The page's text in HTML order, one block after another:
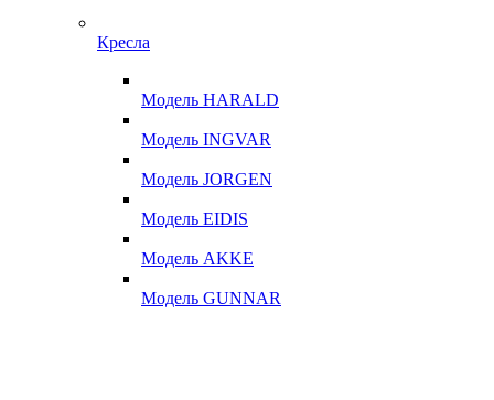
Кресла
Модель HARALD
Модель INGVAR
Модель JORGEN
Модель EIDIS
Модель AKKE
Модель GUNNAR